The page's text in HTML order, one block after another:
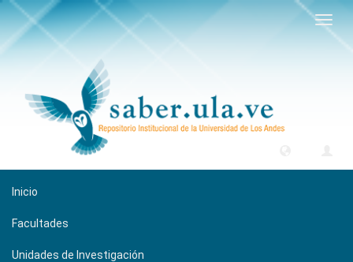
Inicio
Facultades
Unidades de Investigación